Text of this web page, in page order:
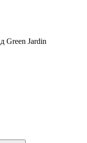
Green Jardin